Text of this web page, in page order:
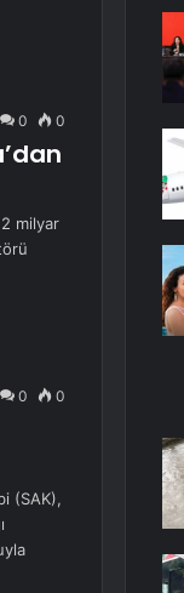
0 0
milyar
0 0
(SAK),